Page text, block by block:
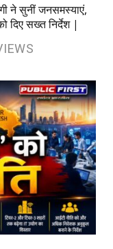
ने सुनीं जनसमस्याएं,
दिए सख्त निर्देश |